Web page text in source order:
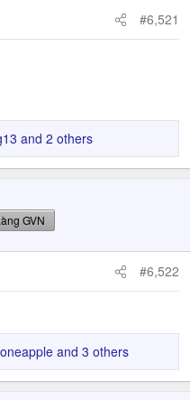
#6,521
and 2 others
GVN
#6,522
oneapple and 3 others